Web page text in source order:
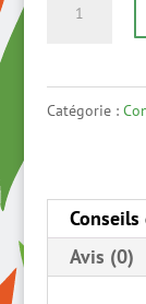
Verte
Catégorie :
Avis (0)